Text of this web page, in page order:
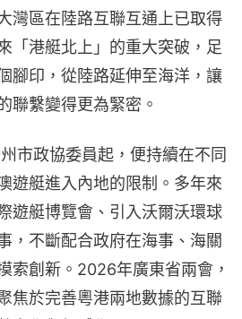
灣區在陸路互聯互通上已取得
「港艇北上」的重大突破，足
腳印，從陸路延伸至海洋，讓
聯繫變得更為緊密。
市政協委員起，便持續在不同
遊艇進入內地的限制。多年來
遊艇博覽會、引入沃爾沃環球
，不斷配合政府在海事、海關
索創新。2026年廣東省兩會，
焦於完善粵港兩地數據的互聯